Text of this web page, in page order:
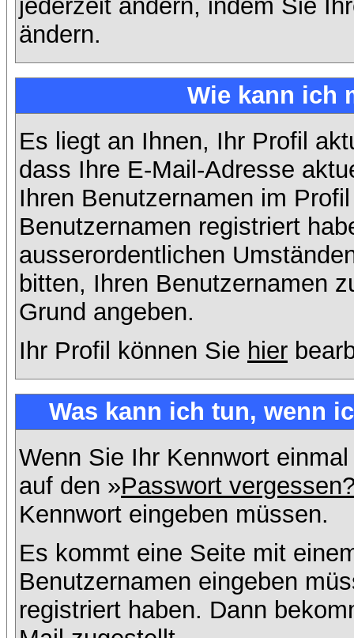
jederzeit ändern, indem Sie
ändern.
Wie kann ich
Es liegt an Ihnen, Ihr Profil
dass Ihre E-Mail-Adresse
Ihren Benutzernamen im
Benutzernamen registriert
ausserordentlichen
bitten, Ihren Benutzernamen
Grund angeben.
Ihr Profil können Sie hier
Was kann ich tun, wenn
Wenn Sie Ihr Kennwort
auf den »Passwort
Kennwort eingeben müssen.
Es kommt eine Seite mit
Benutzernamen eingeben
registriert haben. Dann